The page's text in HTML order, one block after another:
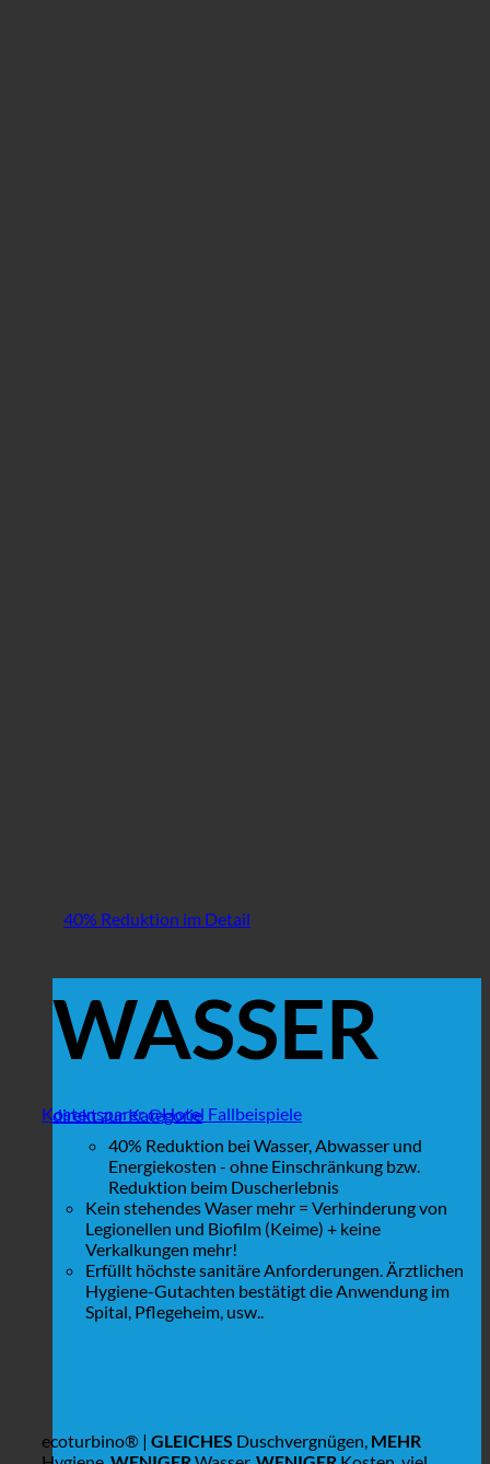
40% Reduktion im Detail
WASSER
direkt zur Kategorie
Kostensparer @Hotel Fallbeispiele
40% Reduktion bei Wasser, Abwasser und
Energiekosten - ohne Einschränkung bzw.
Reduktion beim Duscherlebnis
Kein stehendes Waser mehr = Verhinderung von
Legionellen und Biofilm (Keime) + keine
Verkalkungen mehr!
Erfüllt höchste sanitäre Anforderungen. Ärztlichen
Hygiene-Gutachten bestätigt die Anwendung im
Spital, Pflegeheim, usw..
ecoturbino® | GLEICHES Duschvergnügen, MEHR